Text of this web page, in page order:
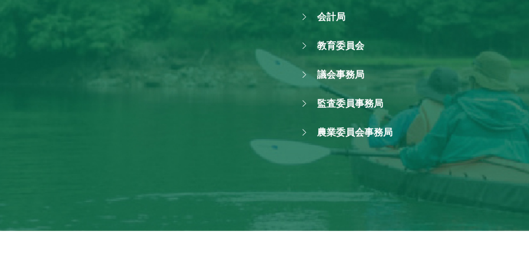
会計局
教育委員会
議会事務局
監査委員事務局
農業委員会事務局